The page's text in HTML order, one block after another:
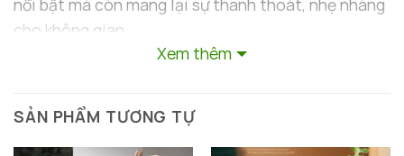
nổi bật mà còn mang lại sự thanh thoát, nhẹ nhàng
cho không gian.
Xem thêm
SẢN PHẨM TƯƠNG TỰ